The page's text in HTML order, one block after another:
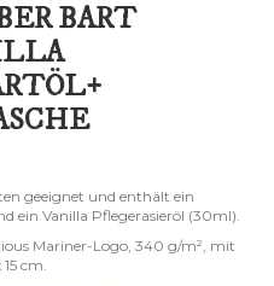
BART
geeignet und enthält ein
ein Vanilla Pflegerasieröl (30ml).
Mariner-Logo, 340 g/m², mit
cm.